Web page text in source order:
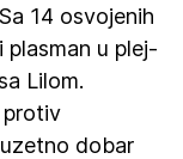
14 osvojenih
u plej-
Lilom.
protiv
dobar